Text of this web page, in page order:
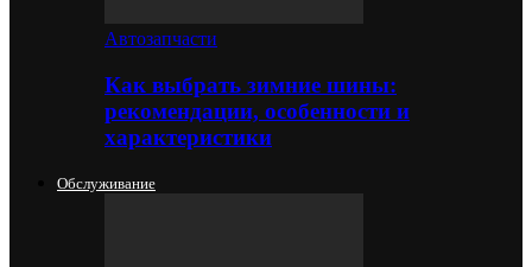
Автозапчасти
Как выбрать зимние шины:
рекомендации, особенности и
характеристики
Обслуживание